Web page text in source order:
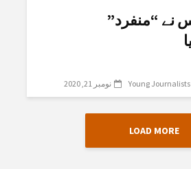
نے “منفرد”
Young Journalists نومبر 21, 2020
LOAD MORE